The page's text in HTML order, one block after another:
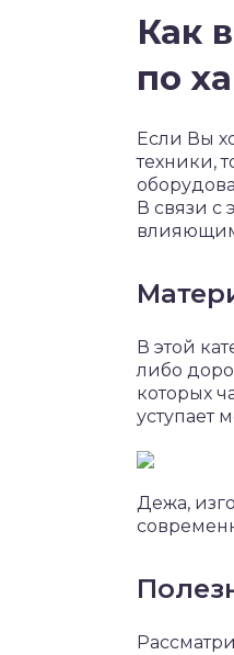
Как
по
Если Вы
техники,
В связи с
В этой
либо
которых
уступает
Дежа,